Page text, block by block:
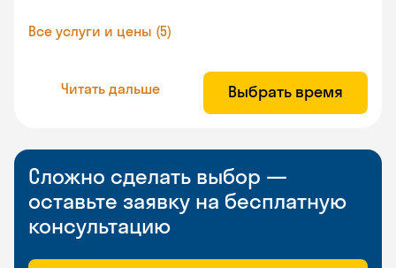
Все услуги и цены (5)
Читать дальше Выбрать время
Сложно сделать выбор —
оставьте заявку на бесплатную
консультацию